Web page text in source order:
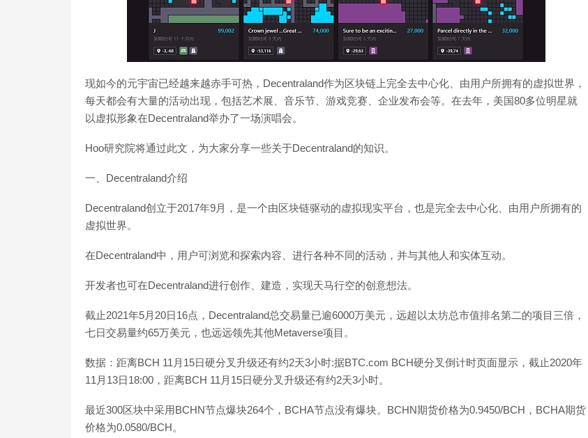
现如今的元宇宙已经越来越赤手可热，Decentraland作为区块链上完全去中心化、由用户所拥有的虚拟世界，
每天都会有大量的活动出现，包括艺术展、音乐节、游戏竞赛、企业发布会等。在去年，美国80多位明星就
以虚拟形象在Decentraland举办了一场演唱会。
Hoo研究院将通过此文，为大家分享一些关于Decentraland的知识。
一、Decentraland介绍
Decentraland创立于2017年9月，是一个由区块链驱动的虚拟现实平台，也是完全去中心化、由用户所拥有的
虚拟世界。
在Decentraland中，用户可浏览和探索内容、进行各种不同的活动，并与其他人和实体互动。
开发者也可在Decentraland进行创作、建造，实现天马行空的创意想法。
截止2021年5月20日16点，Decentraland总交易量已逾6000万美元，远超以太坊总市值排名第二的项目三倍，
七日交易量约65万美元，也远远领先其他Metaverse项目。
数据：距离BCH 11月15日硬分叉升级还有约2天3小时:据BTC.com BCH硬分叉倒计时页面显示，截止2020年
11月13日18:00，距离BCH 11月15日硬分叉升级还有约2天3小时。
最近300区块中采用BCHN节点爆块264个，BCHA节点没有爆块。BCHN期货价格为0.9450/BCH，BCHA期货
价格为0.0580/BCH。